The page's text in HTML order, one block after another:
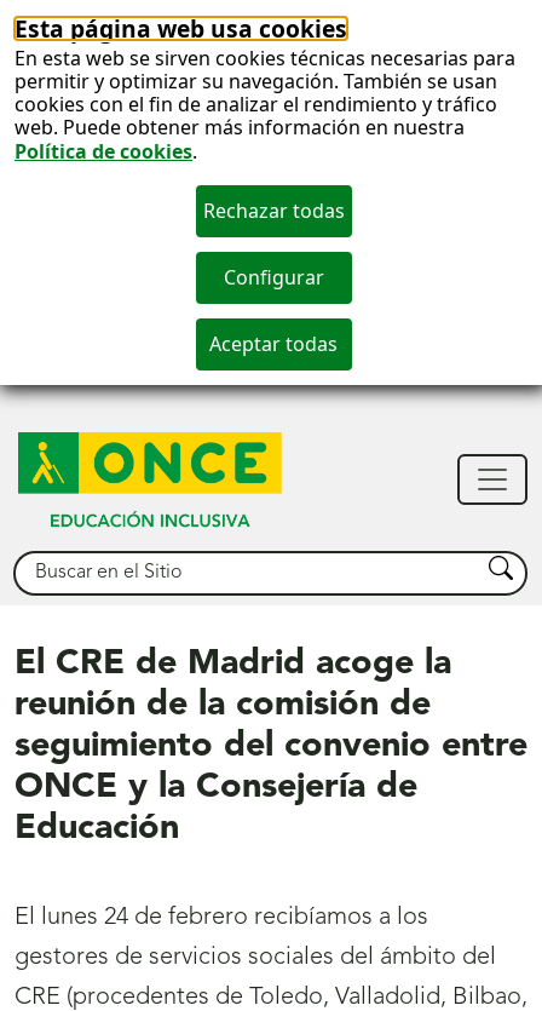
Esta página web usa cookies
En esta web se sirven cookies técnicas necesarias para
permitir y optimizar su navegación. También se usan
cookies con el fin de analizar el rendimiento y tráfico
web. Puede obtener más información en nuestra
Política de cookies.
Buscar Buscar
El CRE de Madrid acoge la
reunión de la comisión de
seguimiento del convenio entre
ONCE y la Consejería de
Educación
El lunes 24 de febrero recibíamos a los
gestores de servicios sociales del ámbito del
CRE (procedentes de Toledo, Valladolid, Bilbao,